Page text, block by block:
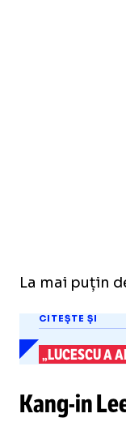
La mai puțin
CITEȘTE ȘI
„LUCESCU A
Kang-in